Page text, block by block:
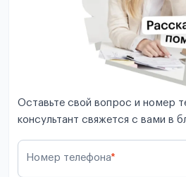
Оставьте свой вопрос и номер
консультант свяжется с вами в
Номер телефона*